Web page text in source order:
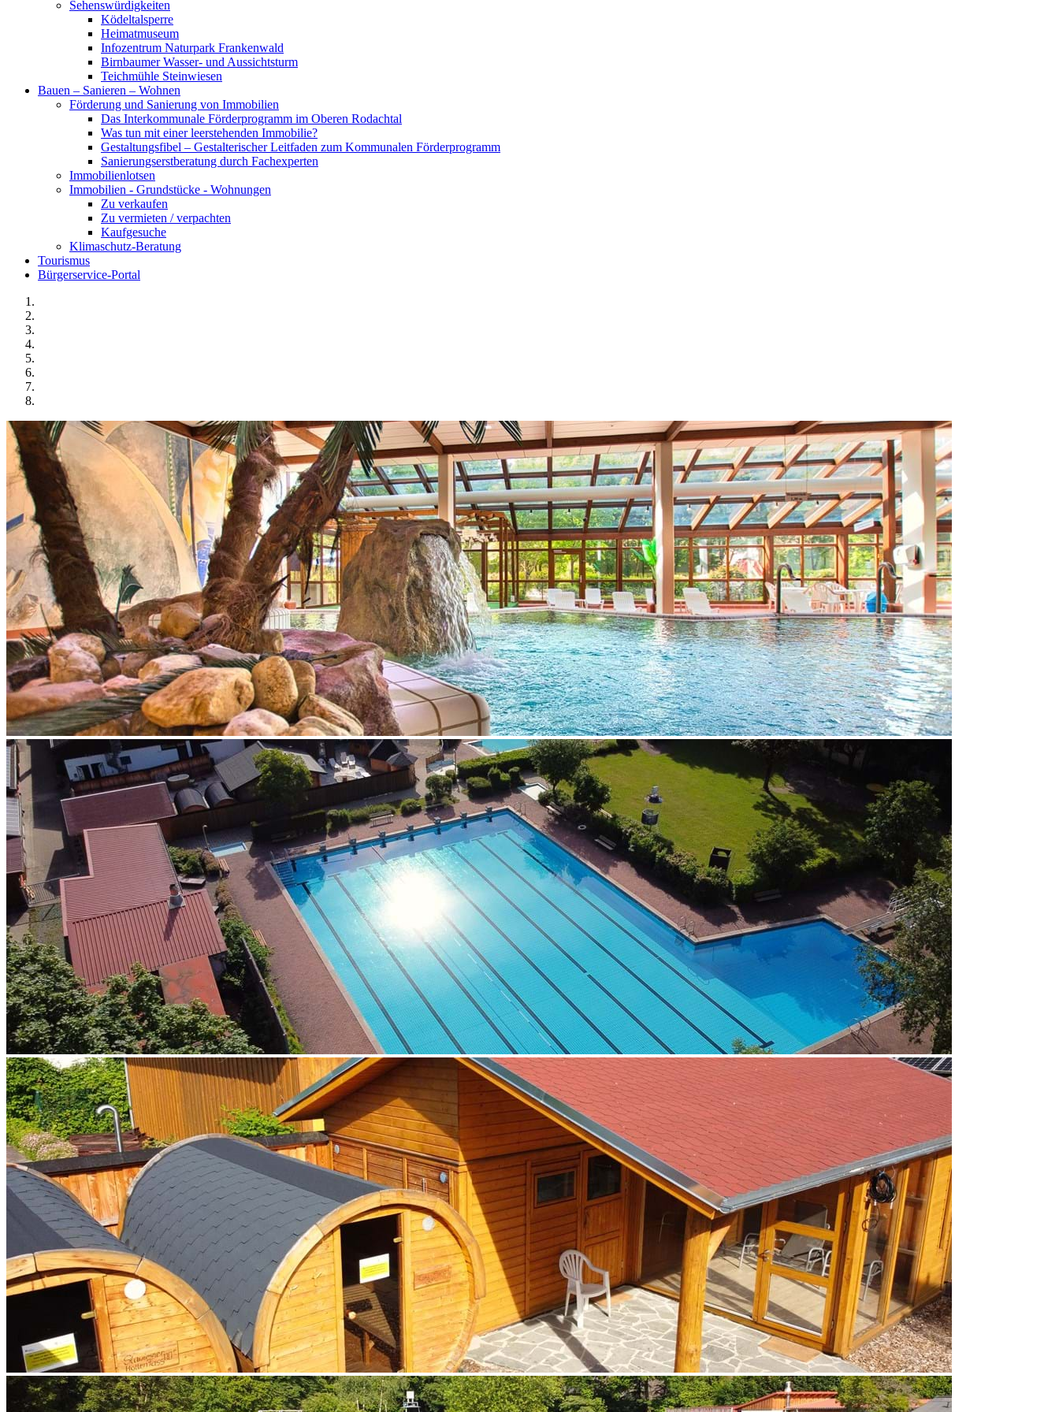
Sehenswürdigkeiten
Ködeltalsperre
Heimatmuseum
Infozentrum Naturpark Frankenwald
Birnbaumer Wasser- und Aussichtsturm
Teichmühle Steinwiesen
Bauen – Sanieren – Wohnen
Förderung und Sanierung von Immobilien
Das Interkommunale Förderprogramm im Oberen Rodachtal
Was tun mit einer leerstehenden Immobilie?
Gestaltungsfibel – Gestalterischer Leitfaden zum Kommunalen Förderprogramm
Sanierungserstberatung durch Fachexperten
Immobilienlotsen
Immobilien - Grundstücke - Wohnungen
Zu verkaufen
Zu vermieten / verpachten
Kaufgesuche
Klimaschutz-Beratung
Tourismus
Bürgerservice-Portal